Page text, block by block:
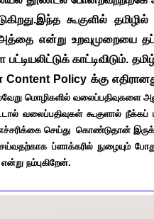
கூகுளில்
என்று உறவுமுறையை
காட்டிவிடும்.
Policy க்கு
மொழிகளில்
வலைப்பதிவுகள் கூகுளால்
செய்து கொண்டுதான்
ப்ளாக்கரில் நுழையும்
நம்புகிறேன்.